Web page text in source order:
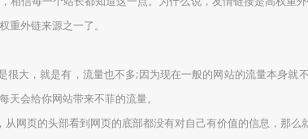
外链来源之一了。
大，就是有，流量也不多;因为现在一般的网站的流量本身
会给你网站带来不菲的流量。
网页的头部看到网页的底部都没有对自己有价值的信息，那